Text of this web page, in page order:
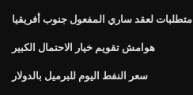
متطلبات لعقد ساري المفعول جنوب أفريقيا
هوامش تقويم خيار الاحتمال الكبير
سعر النفط اليوم للبرميل بالدولار